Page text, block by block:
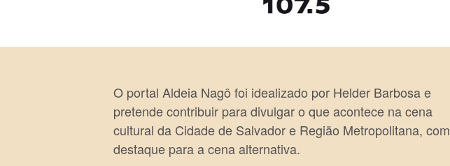
O portal Aldeia Nagô foi idealizado por Helder Barbosa e
pretende contribuir para divulgar o que acontece na cena
cultural da Cidade de Salvador e Região Metropolitana, com
destaque para a cena alternativa.